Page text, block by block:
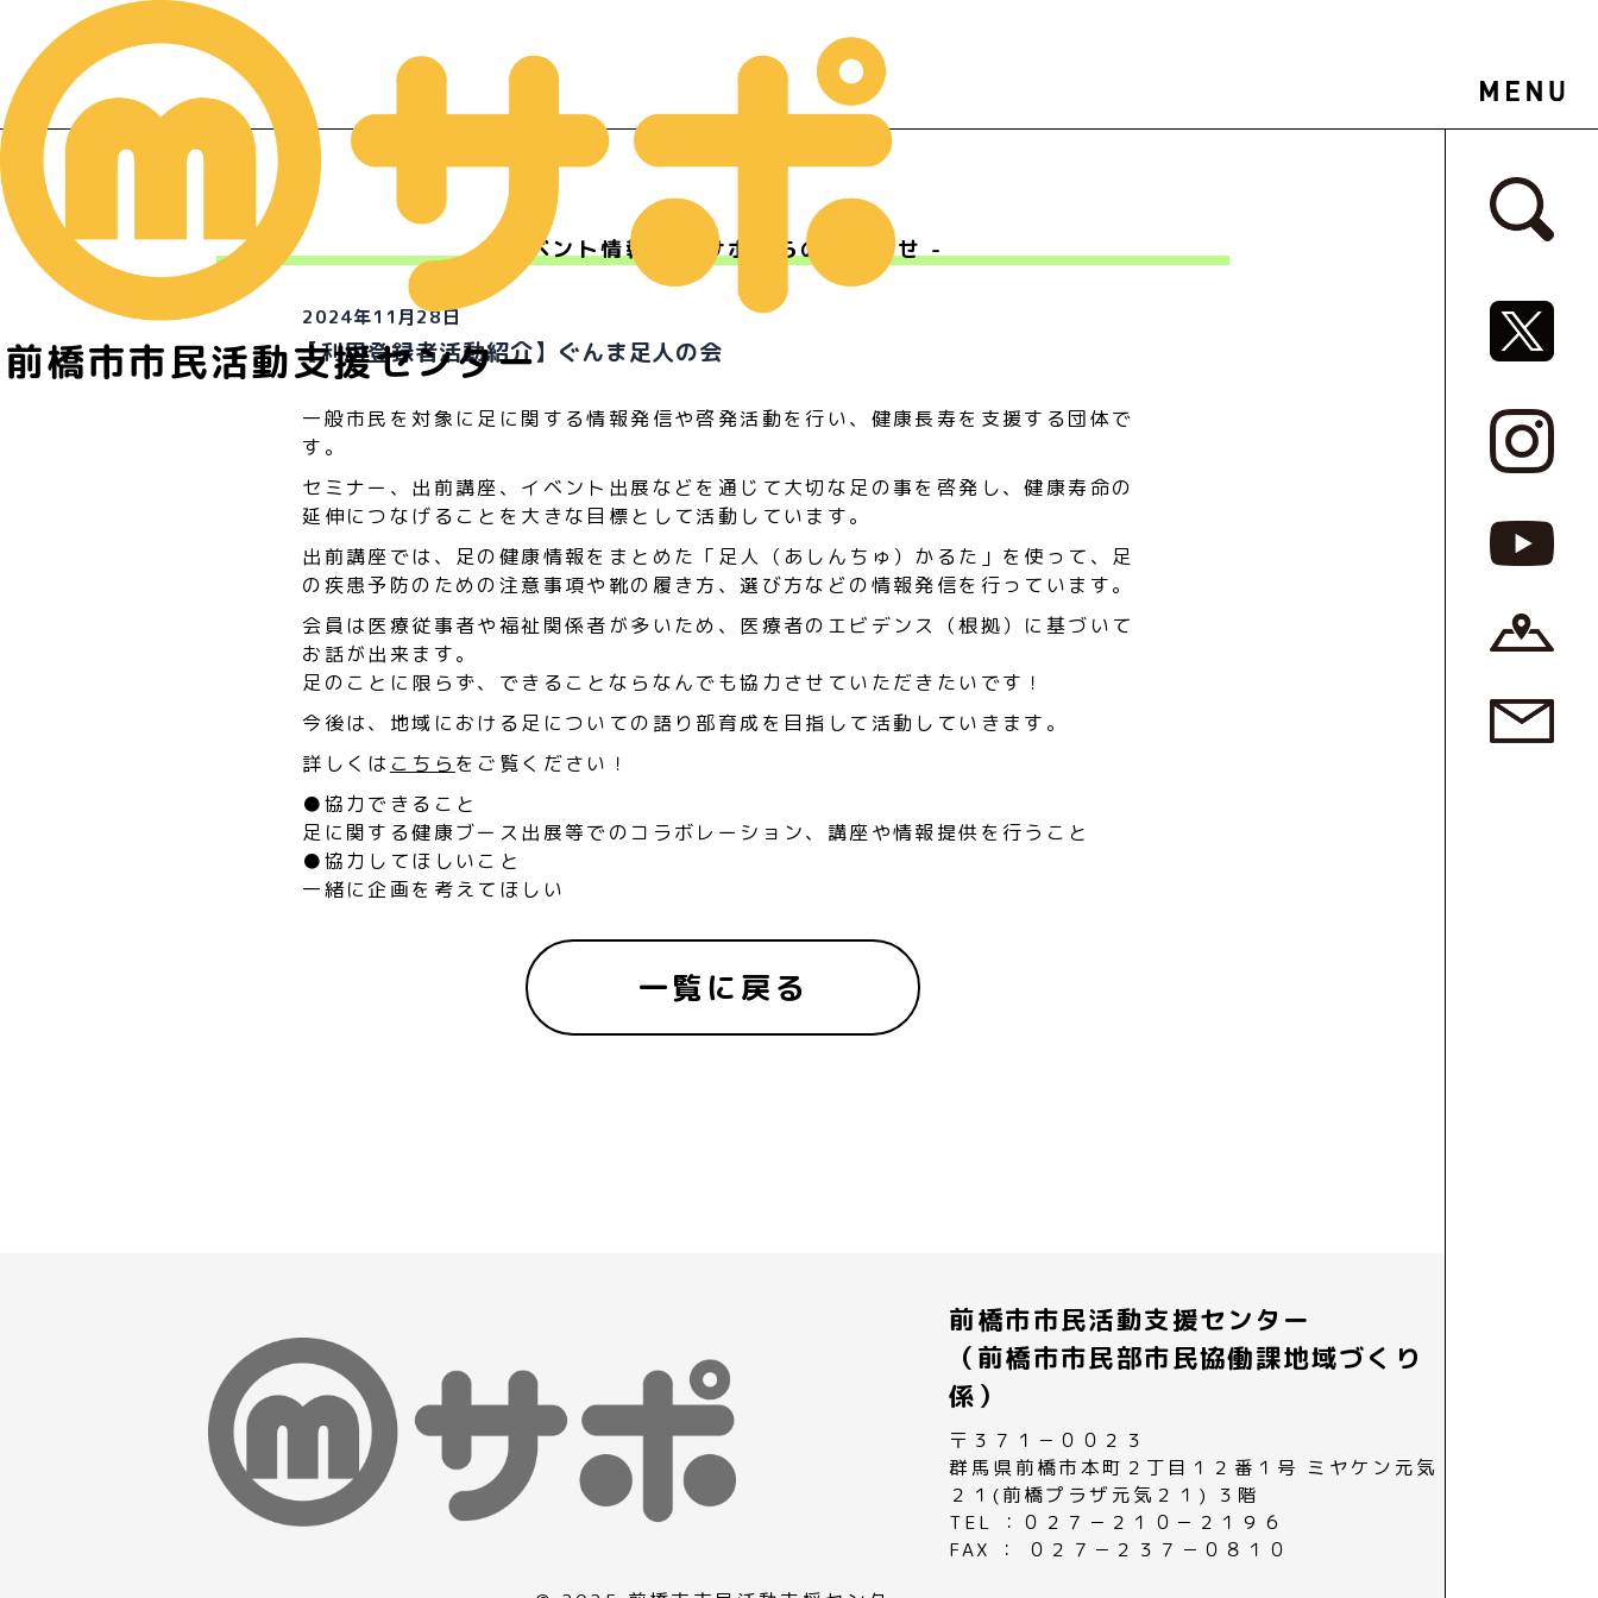
前橋市市民活動支援センター
サイドバ
SNSリ
イベント情報 - Ｍサポからのお知らせ -
2024年11月28日
【利用登録者活動紹介】ぐんま足人の会
一般市民を対象に足に関する情報発信や啓発活動を行い、健康長寿を支援する団体で
す。
セミナー、出前講座、イベント出展などを通じて大切な足の事を啓発し、健康寿命の
延伸につなげることを大きな目標として活動しています。
出前講座では、足の健康情報をまとめた「足人（あしんちゅ）かるた」を使って、足
の疾患予防のための注意事項や靴の履き方、選び方などの情報発信を行っています。
会員は医療従事者や福祉関係者が多いため、医療者のエビデンス（根拠）に基づいて
お話が出来ます。
足のことに限らず、できることならなんでも協力させていただきたいです！
今後は、地域における足についての語り部育成を目指して活動していきます。
詳しくは こちら をご覧ください！
●協力できること
足に関する健康ブース出展等でのコラボレーション、講座や情報提供を行うこと
●協力してほしいこと
一緒に企画を考えてほしい
一覧に戻る
前橋市市民活動支援センター
（前橋市市民部市民協働課地域づくり
係）
〒３７１－００２３
群馬県前橋市本町２丁目１２番１号 ミヤケン元気
２１(前橋プラザ元気２１) ３階
TEL ：０２７－２１０－２１９６
FAX ： ０２７－２３７－０８１０